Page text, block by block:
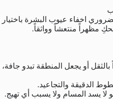
اخفاء عيوب البشرة
مظهراً منتعشاً وواثقاً.
أو يجعل المنطقة تبدو
الدقيقة والتجاعيد.
يسد المسام ولا يسبب أي تهيج.